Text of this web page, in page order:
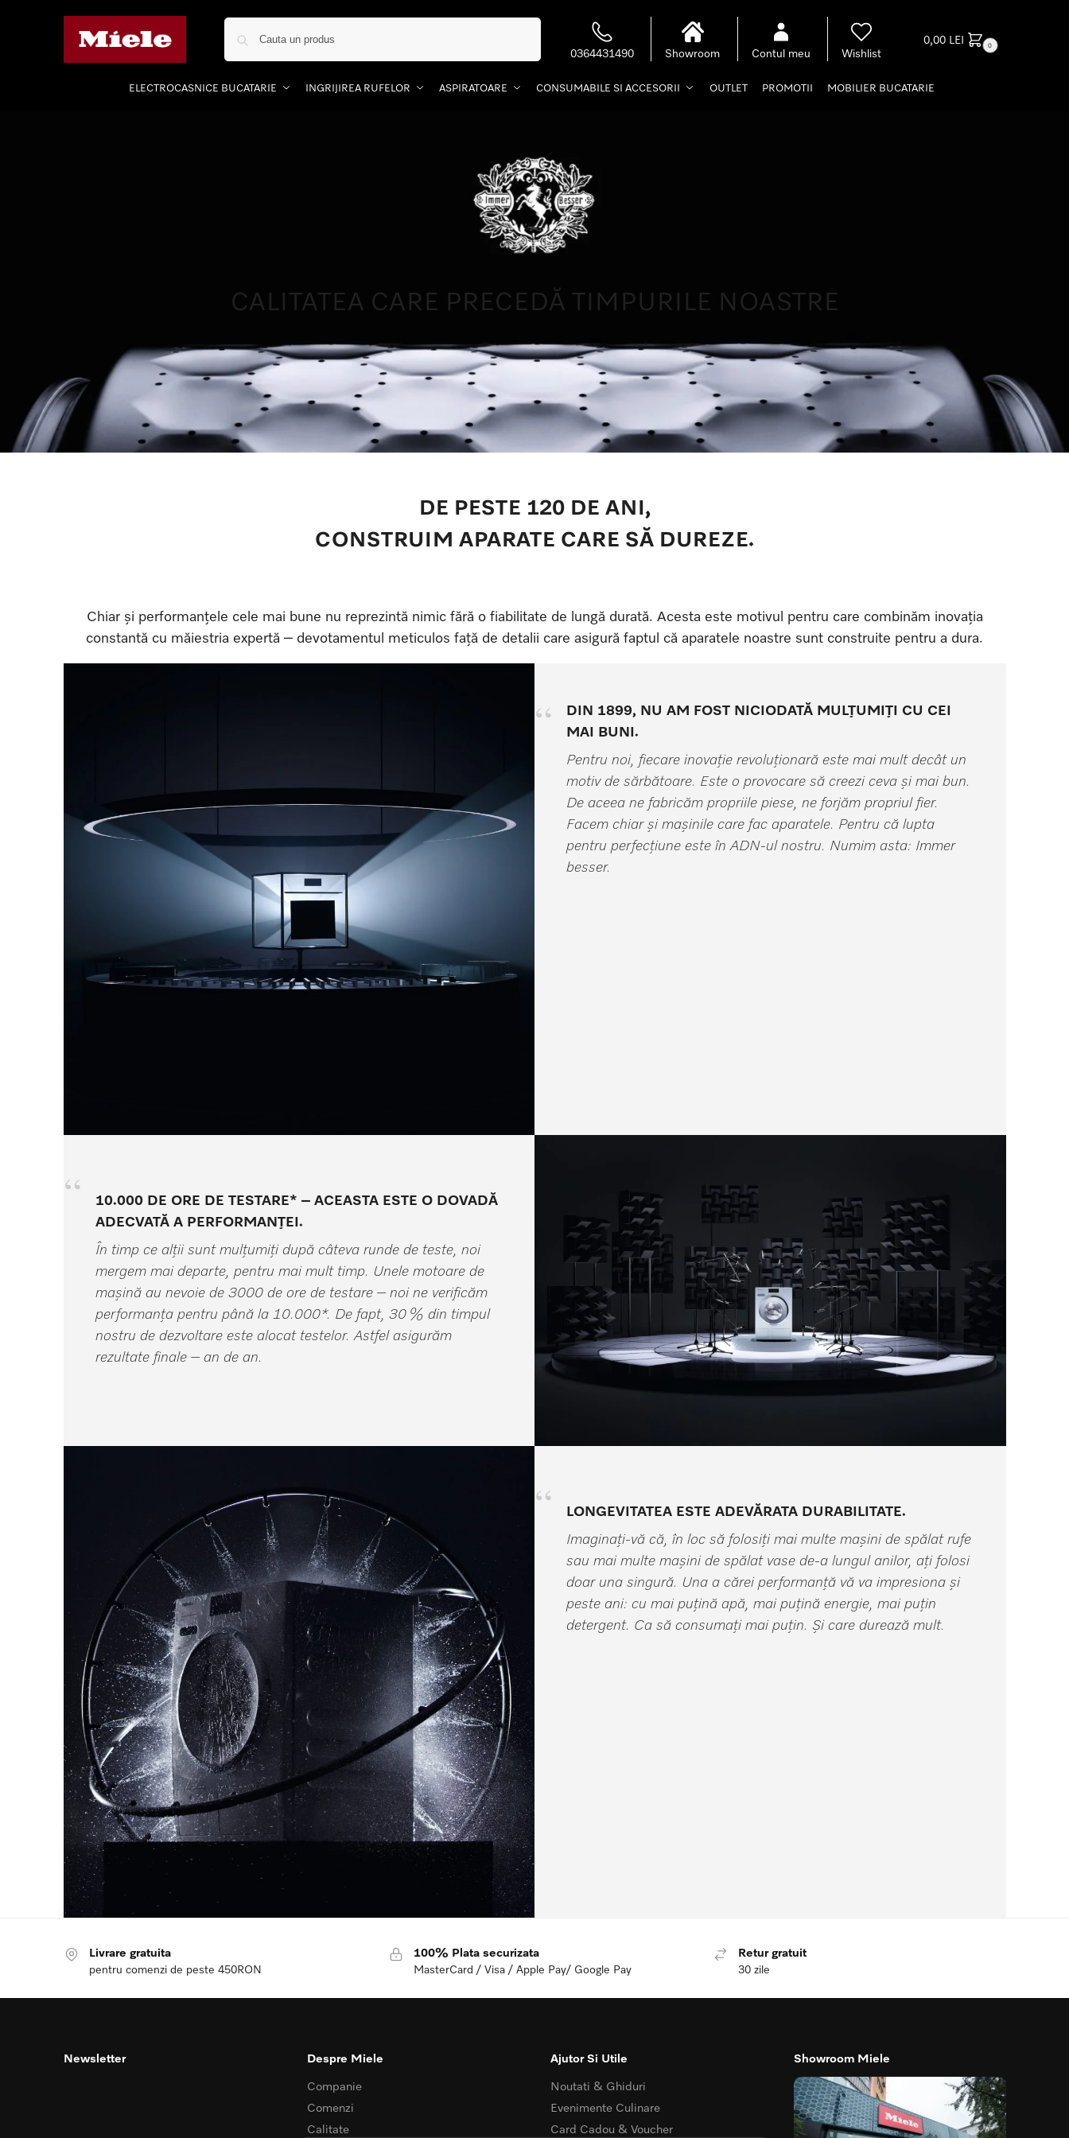
0364431490 Showroom Contul meu Wishlist
0,00 LEI 0
ELECTROCASNICE BUCATARIE INGRIJIREA RUFELOR ASPIRATOARE CONSUMABILE SI ACCESORII OUTLET PROMOTII MOBILIER BUCATARIE
CALITATEA CARE PRECEDĂ TIMPURILE NOASTRE
DE PESTE 120 DE ANI,
CONSTRUIM APARATE CARE SĂ DUREZE.
Chiar și performanțele cele mai bune nu reprezintă nimic fără o fiabilitate de lungă durată. Acesta este motivul pentru care combinăm inovația
constantă cu măiestria expertă – devotamentul meticulos față de detalii care asigură faptul că aparatele noastre sunt construite pentru a dura.
DIN 1899, NU AM FOST NICIODATĂ MULȚUMIȚI CU CEI
MAI BUNI.
Pentru noi, fiecare inovație revoluționară este mai mult decât un
motiv de sărbătoare. Este o provocare să creezi ceva și mai bun.
De aceea ne fabricăm propriile piese, ne forjăm propriul fier.
Facem chiar și mașinile care fac aparatele. Pentru că lupta
pentru perfecțiune este în ADN-ul nostru. Numim asta: Immer
besser.
10.000 DE ORE DE TESTARE* – ACEASTA ESTE O DOVADĂ
ADECVATĂ A PERFORMANȚEI.
În timp ce alții sunt mulțumiți după câteva runde de teste, noi
mergem mai departe, pentru mai mult timp. Unele motoare de
mașină au nevoie de 3000 de ore de testare – noi ne verificăm
performanța pentru până la 10.000*. De fapt, 30 % din timpul
nostru de dezvoltare este alocat testelor. Astfel asigurăm
rezultate finale – an de an.
LONGEVITATEA ESTE ADEVĂRATA DURABILITATE.
Imaginați-vă că, în loc să folosiți mai multe mașini de spălat rufe
sau mai multe mașini de spălat vase de-a lungul anilor, ați folosi
doar una singură. Una a cărei performanță vă va impresiona și
peste ani: cu mai puțină apă, mai puțină energie, mai puțin
detergent. Ca să consumați mai puțin. Și care durează mult.
Livrare gratuita
pentru comenzi de peste 450RON
100% Plata securizata
MasterCard / Visa / Apple Pay/ Google Pay
Retur gratuit
30 zile
Newsletter
Despre Miele
Companie
Comenzi
Calitate
Ajutor Si Utile
Noutati & Ghiduri
Evenimente Culinare
Card Cadou & Voucher
Showroom Miele